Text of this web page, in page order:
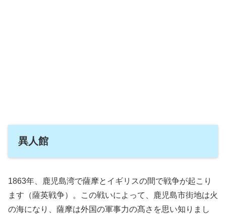
異人館
1863年、鹿児島湾で薩摩とイギリスの間で戦争が起こり
ます（薩英戦争）。この戦いによって、鹿児島市街地は火
の海になり、薩摩は外国の軍事力の髙さを思い知りまし